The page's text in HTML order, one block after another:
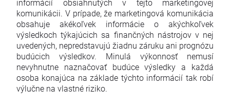
informácií obsiahnutých v tejto marketingovej
komunikácii. V prípade, že marketingová komunikácia
obsahuje akékoľvek informácie o akýchkoľvek
výsledkoch týkajúcich sa finančných nástrojov v nej
uvedených, nepredstavujú žiadnu záruku ani prognózu
budúcich výsledkov. Minulá výkonnosť nemusí
nevyhnutne naznačovať budúce výsledky a každá
osoba konajúca na základe týchto informácií tak robí
výlučne na vlastné riziko.